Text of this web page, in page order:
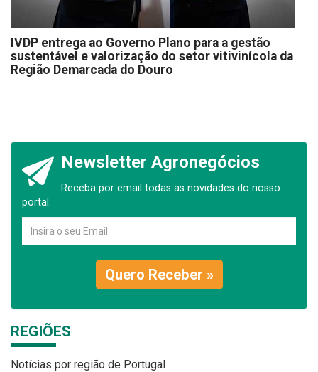
IVDP entrega ao Governo Plano para a gestão
sustentável e valorização do setor vitivinícola da
Região Demarcada do Douro
Newsletter Agronegócios
Receba por email todas as novidades do nosso
portal.
Quero Receber »
REGIÕES
Notícias por região de Portugal